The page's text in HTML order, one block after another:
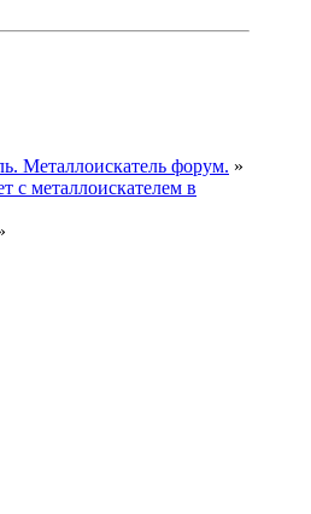
Металлоискатель форум. »
с металлоискателем в